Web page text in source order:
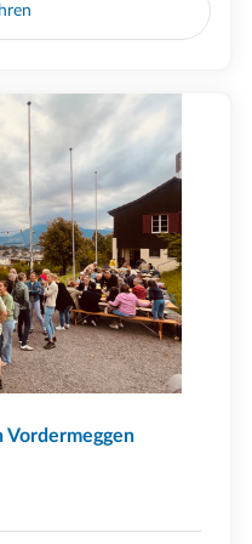
Vordermeggen